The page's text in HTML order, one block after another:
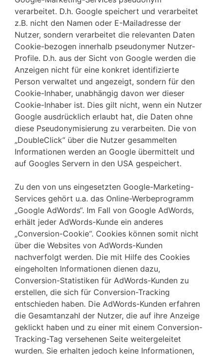
verarbeitet. D.h. Google speichert und verarbeitet
z.B. nicht den Namen oder E-Mailadresse der
Nutzer, sondern verarbeitet die relevanten Daten
Cookie-bezogen innerhalb pseudonymer Nutzer-
Profile. D.h. aus der Sicht von Google werden die
Anzeigen nicht für eine konkret identifizierte
Person verwaltet und angezeigt, sondern für den
Cookie-Inhaber, unabhängig davon wer dieser
Cookie-Inhaber ist. Dies gilt nicht, wenn ein Nutzer
Google ausdrücklich erlaubt hat, die Daten ohne
diese Pseudonymisierung zu verarbeiten. Die von
„DoubleClick“ über die Nutzer gesammelten
Informationen werden an Google übermittelt und
auf Googles Servern in den USA gespeichert.
Zu den von uns eingesetzten Google-Marketing-
Services gehört u.a. das Online-Werbeprogramm
„Google AdWords“. Im Fall von Google AdWords,
erhält jeder AdWords-Kunde ein anderes
„Conversion-Cookie“. Cookies können somit nicht
über die Websites von AdWords-Kunden
nachverfolgt werden. Die mit Hilfe des Cookies
eingeholten Informationen dienen dazu,
Conversion-Statistiken für AdWords-Kunden zu
erstellen, die sich für Conversion-Tracking
entschieden haben. Die AdWords-Kunden erfahren
die Gesamtanzahl der Nutzer, die auf ihre Anzeige
geklickt haben und zu einer mit einem Conversion-
Tracking-Tag versehenen Seite weitergeleitet
wurden. Sie erhalten jedoch keine Informationen,